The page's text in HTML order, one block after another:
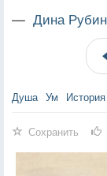
— Дина
Душа Ум История
Сохранить